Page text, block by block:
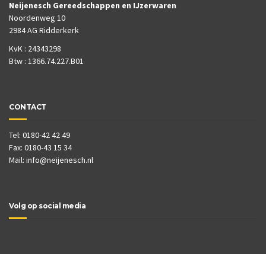
Neijenesch Gereedschappen en IJzerwaren
Noordenweg 10
2984 AG Ridderkerk
KvK : 24343298
Btw : 1366.74.227.B01
CONTACT
Tel: 0180-42 42 49
Fax: 0180-43 15 34
Mail: info@neijenesch.nl
Volg op social media